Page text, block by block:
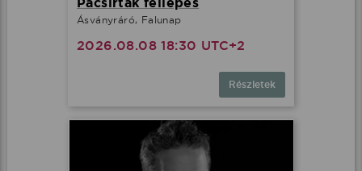
Ásványráró, Falunap
2026.08.08 18:30 UTC+2
Részletek